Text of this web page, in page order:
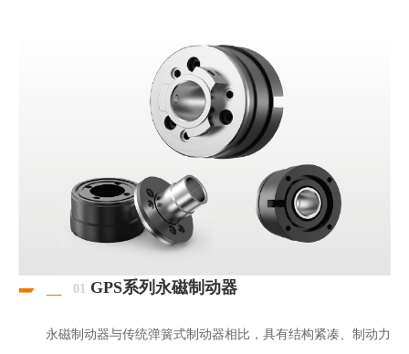
01 GPS系列永磁制动器
永磁制动器与传统弹簧式制动器相比，具有结构紧凑、制动力